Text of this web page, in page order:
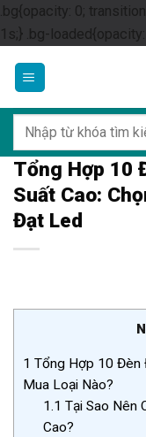
.bg{opacity: 0;
1s;} .bg-
kiếm:
Tổng Hợp 10
Suất Cao:
Đạt Led
1 Tổng Hợp 10 Đèn
Mua Loại Nào?
1.1 Tại Sao Nên
Cao?